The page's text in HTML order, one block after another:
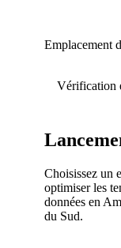
Emplacement
Vérification
Choisissez un
optimiser les
données en
du Sud.